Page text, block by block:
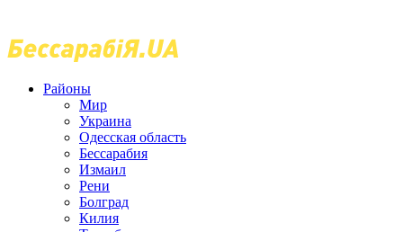
Районы
Мир
Украина
Одесская область
Бессарабия
Измаил
Рени
Болград
Килия